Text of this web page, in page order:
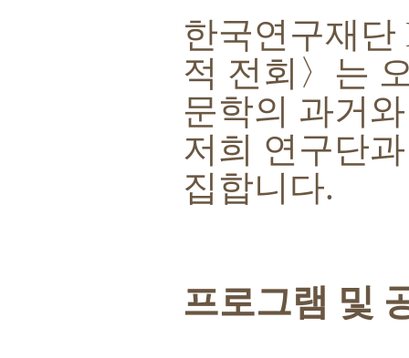
한국연구재단
적 전회 〉 는
문학의 과거
저희 연구단
집합니다.
프로그램 및